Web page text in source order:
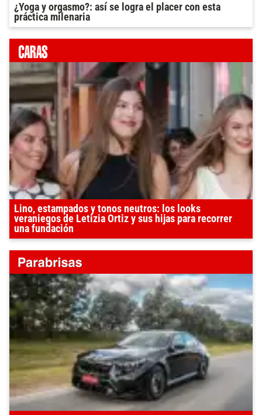
¿Yoga y orgasmo?: así se logra el placer con esta
práctica milenaria
Lino, estampados y tonos neutros: los looks
veraniegos de Letizia Ortiz y sus hijas para recorrer
una fundación